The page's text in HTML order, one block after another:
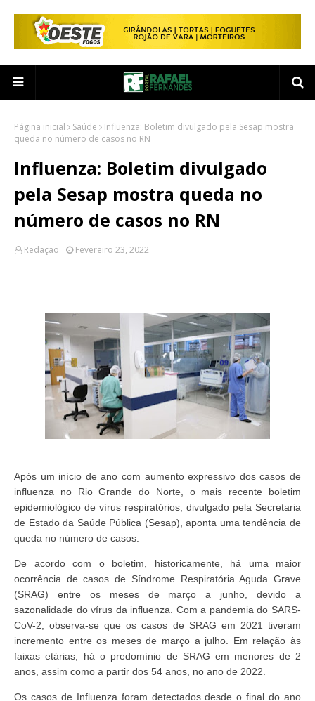
Página inicial Saúde
Influenza: Boletim divulgado pela Sesap mostra
queda no número de casos no RN
Influenza: Boletim divulgado
pela Sesap mostra queda no
número de casos no RN
Redação Fevereiro 23, 2022
Após um início de ano com aumento expressivo dos casos de
influenza no Rio Grande do Norte, o mais recente boletim
epidemiológico de vírus respiratórios, divulgado pela Secretaria
de Estado da Saúde Pública (Sesap), aponta uma tendência de
queda no número de casos.
De acordo com o boletim, historicamente, há uma maior
ocorrência de casos de Síndrome Respiratória Aguda Grave
(SRAG) entre os meses de março a junho, devido a
sazonalidade do vírus da influenza. Com a pandemia do SARS-
CoV-2, observa-se que os casos de SRAG em 2021 tiveram
incremento entre os meses de março a julho. Em relação às
faixas etárias, há o predomínio de SRAG em menores de 2
anos, assim como a partir dos 54 anos, no ano de 2022.
Os casos de Influenza foram detectados desde o final do ano